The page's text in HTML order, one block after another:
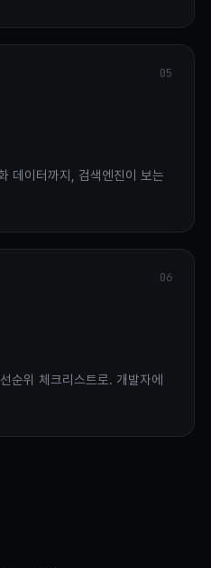
05
데이터까지, 검색엔진이 보는
06
순위 체크리스트로. 개발자에